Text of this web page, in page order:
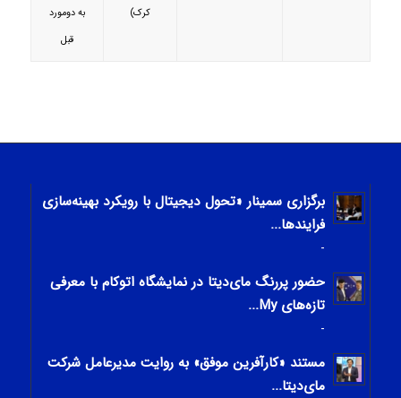
کرک)
به دومورد
قبل
برگزاری سمینار «تحول دیجیتال با رویکرد بهینه‌سازی
فرایندها...
-
حضور پررنگ مای‌دیتا در نمایشگاه اتوکام با معرفی
تازه‌های My...
-
مستند «کارآفرین موفق» به روایت مدیرعامل شرکت
مای‌دیتا...